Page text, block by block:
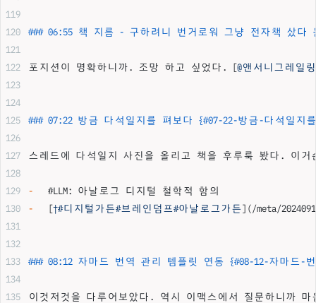
### 06:55 책 지름 - 구하려니 번거로워 그냥 전자책 샀다
포지션이 명확하니까. 조망 하고 싶었다. [@앤서니그레
### 07:22 방금 다석일지를 펴보다 {#07-22-방금-다석일지
스레드에 다석일지 사진을 올리고 책을 후루룩 봤다. 이
-
   #LLM: 아날로그 디지털 철학적 함의
-
   [
†#디지털가든#브레인덤프#아날로그가든](/meta/
### 08:12 자마드 번역 관리 템플릿 연동 {#08-12-자마드-
이것저것을 다루어보았다. 역시 이맥스에서 질문하니까